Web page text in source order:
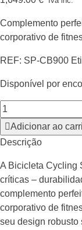
Complemento
corporativo de
REF: SP-CB900
Disponível por
Adicionar ao
Descrição
A Bicicleta Cycling
críticas –
complemento
corporativo de
seu design robusto